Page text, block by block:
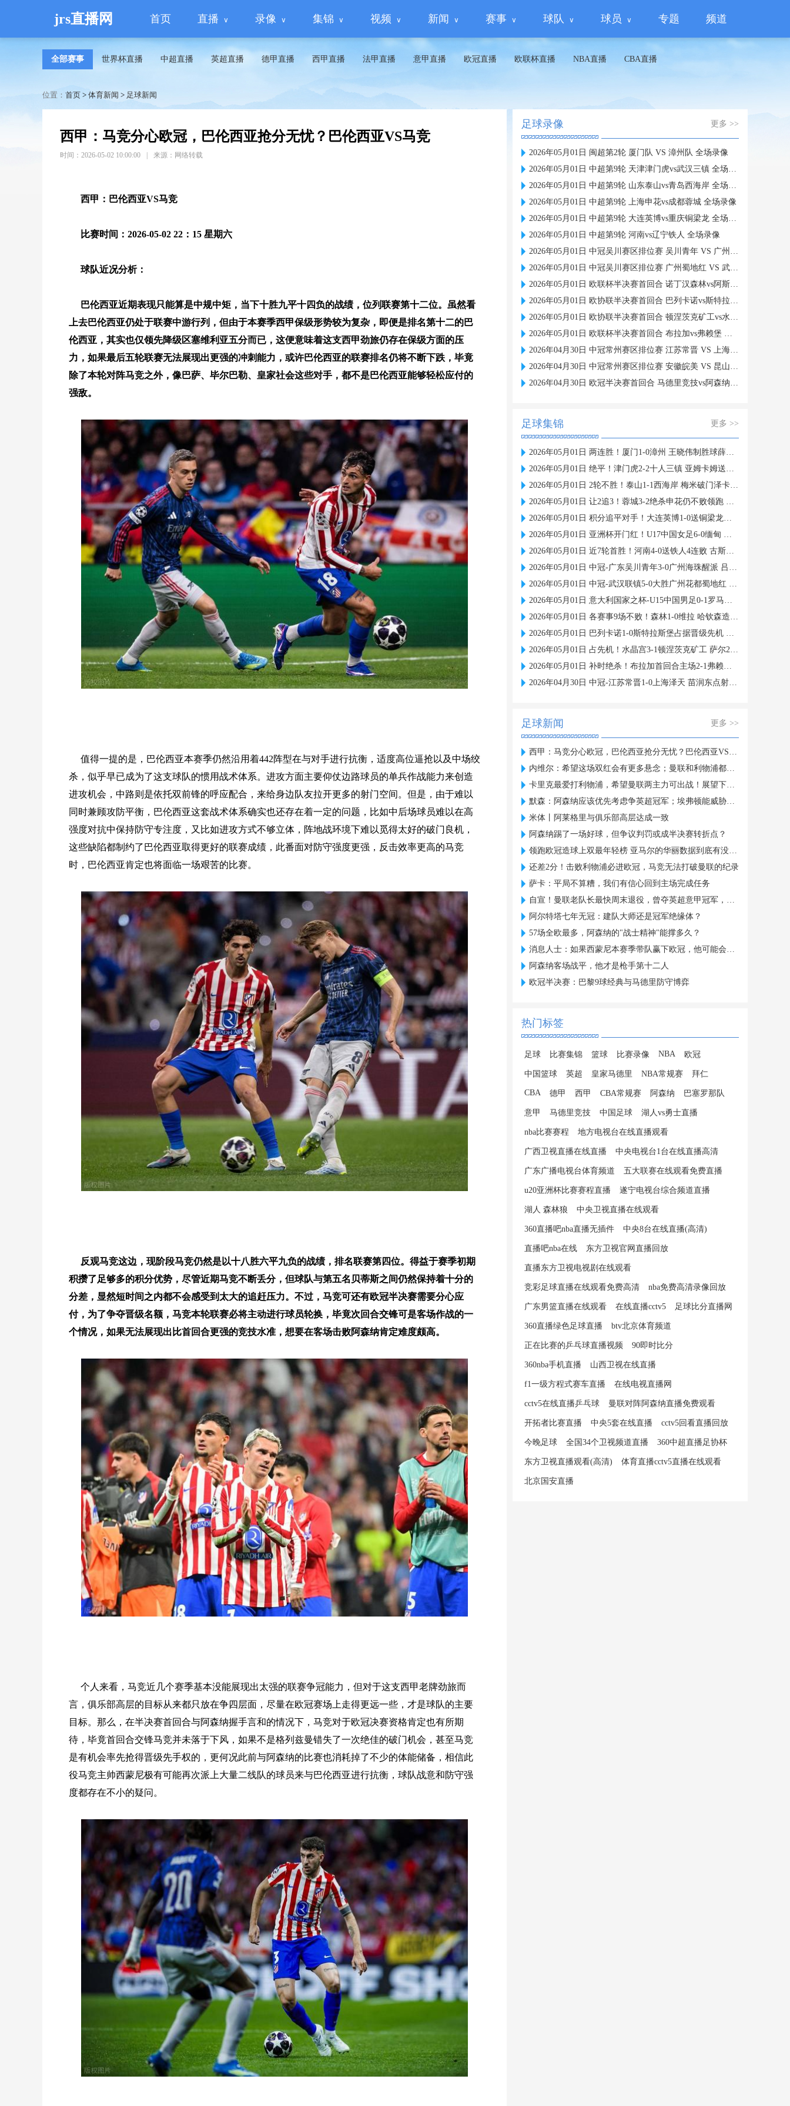
jrs直播网 首页 直播 录像 集锦 视频 新闻 赛事 球队 球员 专题 频道
全部赛事 世界杯直播 中超直播 英超直播 德甲直播 西甲直播 法甲直播 意甲直播 欧冠直播 欧联杯直播 NBA直播 CBA直播
位置： 首页 > 体育新闻 > 足球新闻
西甲：马竞分心欧冠，巴伦西亚抢分无忧？巴伦西亚VS马竞
时间：2026-05-02 10:00:00 来源：网络转载
西甲：巴伦西亚VS马竞
比赛时间：2026-05-02 22：15 星期六
球队近况分析：
巴伦西亚近期表现只能算是中规中矩，当下十胜九平十四负的战绩，位列联赛第十二位。虽然看
上去巴伦西亚仍处于联赛中游行列，但由于本赛季西甲保级形势较为复杂，即便是排名第十二的巴
伦西亚，其实也仅领先降级区塞维利亚五分而已，这便意味着这支西甲劲旅仍存在保级方面的压
力，如果最后五轮联赛无法展现出更强的冲刺能力，或许巴伦西亚的联赛排名仍将不断下跌，毕竟
除了本轮对阵马竞之外，像巴萨、毕尔巴勒、皇家社会这些对手，都不是巴伦西亚能够轻松应付的
强敌。
值得一提的是，巴伦西亚本赛季仍然沿用着442阵型在与对手进行抗衡，适度高位逼抢以及中场绞
杀，似乎早已成为了这支球队的惯用战术体系。进攻方面主要仰仗边路球员的单兵作战能力来创造
进攻机会，中路则是依托双前锋的呼应配合，来给身边队友拉开更多的射门空间。但是，由于难以
同时兼顾攻防平衡，巴伦西亚这套战术体系确实也还存在着一定的问题，比如中后场球员难以在高
强度对抗中保持防守专注度，又比如进攻方式不够立体，阵地战环境下难以觅得太好的破门良机，
这些缺陷都制约了巴伦西亚取得更好的联赛成绩，此番面对防守强度更强，反击效率更高的马竞
时，巴伦西亚肯定也将面临一场艰苦的比赛。
反观马竞这边，现阶段马竞仍然是以十八胜六平九负的战绩，排名联赛第四位。得益于赛季初期
积攒了足够多的积分优势，尽管近期马竞不断丢分，但球队与第五名贝蒂斯之间仍然保持着十分的
分差，显然短时间之内都不会感受到太大的追赶压力。不过，马竞可还有欧冠半决赛需要分心应
付，为了争夺晋级名额，马竞本轮联赛必将主动进行球员轮换，毕竟次回合交锋可是客场作战的一
个情况，如果无法展现出比首回合更强的竞技水准，想要在客场击败阿森纳肯定难度颇高。
个人来看，马竞近几个赛季基本没能展现出太强的联赛争冠能力，但对于这支西甲老牌劲旅而
言，俱乐部高层的目标从来都只放在争四层面，尽量在欧冠赛场上走得更远一些，才是球队的主要
目标。那么，在半决赛首回合与阿森纳握手言和的情况下，马竞对于欧冠决赛资格肯定也有所期
待，毕竟首回合交锋马竞并未落于下风，如果不是格列兹曼错失了一次绝佳的破门机会，甚至马竞
是有机会率先抢得晋级先手权的，更何况此前与阿森纳的比赛也消耗掉了不少的体能储备，相信此
役马竞主帅西蒙尼极有可能再次派上大量二线队的球员来与巴伦西亚进行抗衡，球队战意和防守强
度都存在不小的疑问。
足球录像 更多 >>
2026年05月01日 闽超第2轮 厦门队 VS 漳州队 全场录像
2026年05月01日 中超第9轮 天津津门虎vs武汉三镇 全场录像
2026年05月01日 中超第9轮 山东泰山vs青岛西海岸 全场录像
2026年05月01日 中超第9轮 上海申花vs成都蓉城 全场录像
2026年05月01日 中超第9轮 大连英博vs重庆铜梁龙 全场录像
2026年05月01日 中超第9轮 河南vs辽宁铁人 全场录像
2026年05月01日 中冠吴川赛区排位赛 吴川青年 VS 广州海珠醒派 全场录像
2026年05月01日 中冠吴川赛区排位赛 广州蜀地红 VS 武汉联镇 全场录像
2026年05月01日 欧联杯半决赛首回合 诺丁汉森林vs阿斯顿维拉 全场录像
2026年05月01日 欧协联半决赛首回合 巴列卡诺vs斯特拉斯堡 全场录像
2026年05月01日 欧协联半决赛首回合 顿涅茨克矿工vs水晶宫 全场录像
2026年05月01日 欧联杯半决赛首回合 布拉加vs弗赖堡 全场录像
2026年04月30日 中冠常州赛区排位赛 江苏常晋 VS 上海泽天 全场录像
2026年04月30日 中冠常州赛区排位赛 安徽皖美 VS 昆山张浦竞技 全场录像
2026年04月30日 欧冠半决赛首回合 马德里竞技vs阿森纳 全场录像
足球集锦 更多 >>
2026年05月01日 两连胜！厦门1-0漳州 王晓伟制胜球薛凯文献助攻+远射中柱
2026年05月01日 绝平！津门虎2-2十人三镇 亚姆卡姆送红点 季胜攀替补99分钟绝平
2026年05月01日 2轮不胜！泰山1-1西海岸 梅米破门泽卡扳平 郑智不满判罚染红
2026年05月01日 让2追3！蓉城3-2绝杀申花仍不败领跑 费利佩倒钩+双响韦林顿绝杀
2026年05月01日 积分追平对手！大连英博1-0送铜梁龙首败 罗竞制胜迪马塔进球被吹
2026年05月01日 亚洲杯开门红！U17中国女足6-0缅甸 女足姑娘六人进球缅甸0射门
2026年05月01日 近7轮首胜！河南4-0送铁人4连败 古斯塔沃1射2传纳萨里奥凌空斩
2026年05月01日 中冠-广东吴川青年3-0广州海珠醒派 吕海东、李营健破门
2026年05月01日 中冠-武汉联镇5-0大胜广州花都蜀地红 联镇5人破门
2026年05月01日 意大利国家之杯-U15中国男足0-1罗马尼亚U15 国少最终排名第8
2026年05月01日 各赛事9场不败！森林1-0维拉 哈钦森造点伍德点射沃特金斯失良机
2026年05月01日 巴列卡诺1-0斯特拉斯堡占据晋级先机 阿莱芒头球制胜
2026年05月01日 占先机！水晶宫3-1顿涅茨克矿工 萨尔21秒闪击欧协联历史最快
2026年05月01日 补时绝杀！布拉加首回合主场2-1弗赖堡 多格尔斯破门蒂纳兹建功
2026年04月30日 中冠-江苏常晋1-0上海泽天 苗润东点射制胜
足球新闻 更多 >>
西甲：马竞分心欧冠，巴伦西亚抢分无忧？巴伦西亚VS马竞
内维尔：希望这场双红会有更多悬念；曼联和利物浦都将进欧冠
卡里克最爱打利物浦，希望曼联两主力可出战！展望下赛季欧冠前景
默森：阿森纳应该优先考虑争英超冠军；埃弗顿能威胁到曼城
米体丨阿莱格里与俱乐部高层达成一致
阿森纳踢了一场好球，但争议判罚或成半决赛转折点？
领跑欧冠造球上双最年轻榜 亚马尔的华丽数据到底有没有水分？
还差2分！击败利物浦必进欧冠，马竞无法打破曼联的纪录
萨卡：平局不算糟，我们有信心回到主场完成任务
自宣！曼联老队长最快周末退役，曾夺英超意甲冠军，遗憾错过欧冠
阿尔特塔七年无冠：建队大师还是冠军绝缘体？
57场全欧最多，阿森纳的"战士精神"能撑多久？
消息人士：如果西蒙尼本赛季带队赢下欧冠，他可能会离开马竞
阿森纳客场战平，他才是枪手第十二人
欧冠半决赛：巴黎9球经典与马德里防守博弈
热门标签
足球 比赛集锦 篮球 比赛录像 NBA 欧冠
中国篮球 英超 皇家马德里 NBA常规赛 拜仁
CBA 德甲 西甲 CBA常规赛 阿森纳 巴塞罗那队
意甲 马德里竞技 中国足球 湖人vs勇士直播
nba比赛赛程 地方电视台在线直播观看
广西卫视直播在线直播 中央电视台1台在线直播高清
广东广播电视台体育频道 五大联赛在线观看免费直播
u20亚洲杯比赛赛程直播 遂宁电视台综合频道直播
湖人 森林狼 中央卫视直播在线观看
360直播吧nba直播无插件 中央8台在线直播(高清)
直播吧nba在线 东方卫视官网直播回放
直播东方卫视电视剧在线观看
竞彩足球直播在线观看免费高清 nba免费高清录像回放
广东男篮直播在线观看 在线直播cctv5 足球比分直播网
360直播绿色足球直播 btv北京体育频道
正在比赛的乒乓球直播视频 90即时比分
360nba手机直播 山西卫视在线直播
f1一级方程式赛车直播 在线电视直播网
cctv5在线直播乒乓球 曼联对阵阿森纳直播免费观看
开拓者比赛直播 中央5套在线直播 cctv5回看直播回放
今晚足球 全国34个卫视频道直播 360中超直播足协杯
东方卫视直播观看(高清) 体育直播cctv5直播在线观看
北京国安直播